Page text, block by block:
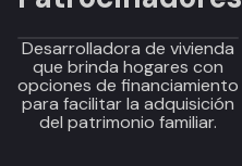
Desarrolladora de vivienda
que brinda hogares con
opciones de financiamiento
para facilitar la adquisición
del patrimonio familiar.